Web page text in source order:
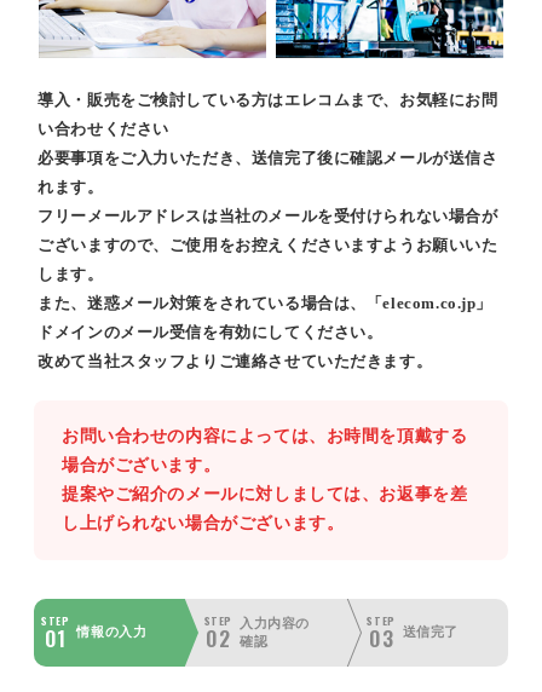
導入・販売をご検討している方はエレコムまで、お気軽にお問
い合わせください
必要事項をご入力いただき、送信完了後に確認メールが送信さ
れます。
フリーメールアドレスは当社のメールを受付けられない場合が
ございますので、ご使用をお控えくださいますようお願いいた
します。
また、迷惑メール対策をされている場合は、「elecom.co.jp」
ドメインのメール受信を有効にしてください。
改めて当社スタッフよりご連絡させていただきます。
お問い合わせの内容によっては、お時間を頂戴する
場合がございます。
提案やご紹介のメールに対しましては、お返事を差
し上げられない場合がございます。
STEP
01 情報の入力
STEP
02
入力内容の
確認
STEP
03 送信完了